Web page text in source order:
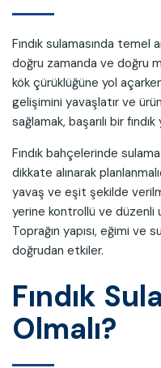
Fındık sulamasında
doğru zamanda ve doğru
kök çürüklüğüne yol
gelişimini yavaşlatır ve
sağlamak, başarılı bir
Fındık bahçelerinde
dikkate alınarak
yavaş ve eşit şekilde
yerine kontrollü ve düzenli
Toprağın yapısı, eğimi
doğrudan etkiler.
Fındık
Olmalı?